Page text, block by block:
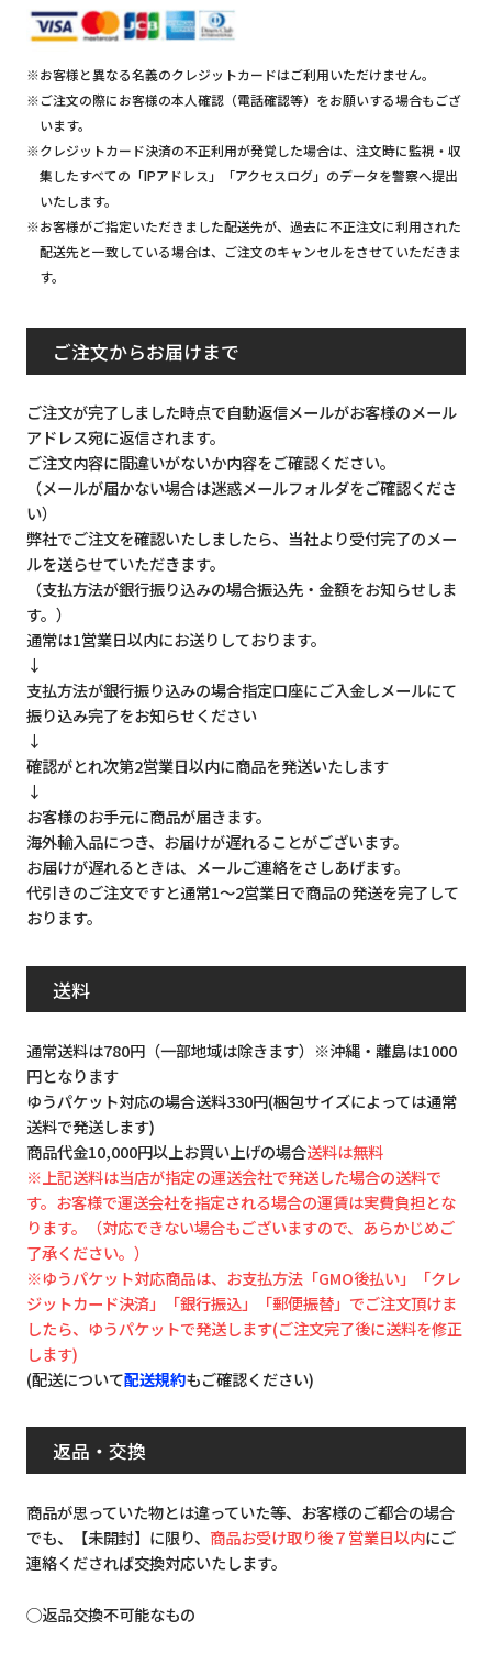
※お客様と異なる名義のクレジットカードはご利用いただけません。
※ご注文の際にお客様の本人確認（電話確認等）をお願いする場合もござ
います。
※クレジットカード決済の不正利用が発覚した場合は、注文時に監視・収
集したすべての「IPアドレス」「アクセスログ」のデータを警察へ提出
いたします。
※お客様がご指定いただきました配送先が、過去に不正注文に利用された
配送先と一致している場合は、ご注文のキャンセルをさせていただきま
す。
ご注文からお届けまで
ご注文が完了しました時点で自動返信メールがお客様のメール
アドレス宛に返信されます。
ご注文内容に間違いがないか内容をご確認ください。
（メールが届かない場合は迷惑メールフォルダをご確認くださ
い）
弊社でご注文を確認いたしましたら、当社より受付完了のメー
ルを送らせていただきます。
（支払方法が銀行振り込みの場合振込先・金額をお知らせしま
す。）
通常は1営業日以内にお送りしております。
↓
支払方法が銀行振り込みの場合指定口座にご入金しメールにて
振り込み完了をお知らせください
↓
確認がとれ次第2営業日以内に商品を発送いたします
↓
お客様のお手元に商品が届きます。
海外輸入品につき、お届けが遅れることがございます。
お届けが遅れるときは、メールご連絡をさしあげます。
代引きのご注文ですと通常1～2営業日で商品の発送を完了して
おります。
送料
通常送料は780円（一部地域は除きます）※沖縄・離島は1000
円となります
ゆうパケット対応の場合送料330円(梱包サイズによっては通常
送料で発送します)
商品代金10,000円以上お買い上げの場合送料は無料
※上記送料は当店が指定の運送会社で発送した場合の送料で
す。お客様で運送会社を指定される場合の運賃は実費負担とな
ります。（対応できない場合もございますので、あらかじめご
了承ください。）
※ゆうパケット対応商品は、お支払方法「GMO後払い」「クレ
ジットカード決済」「銀行振込」「郵便振替」でご注文頂けま
したら、ゆうパケットで発送します(ご注文完了後に送料を修正
します)
(配送について配送規約もご確認ください)
返品・交換
商品が思っていた物とは違っていた等、お客様のご都合の場合
でも、【未開封】に限り、 商品お受け取り後７営業日以内にご
連絡くだされば交換対応いたします。
◯返品交換不可能なもの